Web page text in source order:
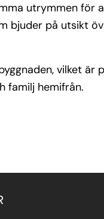
utrymmen för
bjuder på utsikt
vilket är
familj hemifrån.